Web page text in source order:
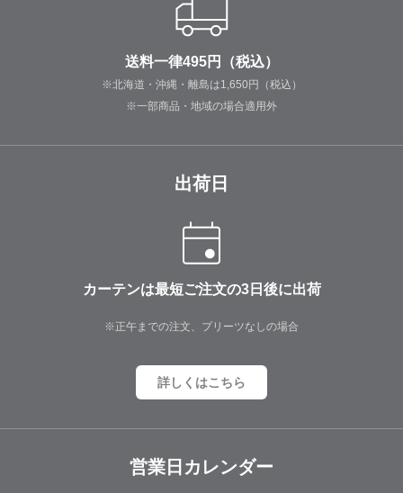
送料一律495円（税込）
※北海道・沖縄・離島は1,650円（税込）
※一部商品・地域の場合適用外
出荷日
カーテンは最短ご注文の3日後に出荷
※正午までの注文、プリーツなしの場合
詳しくはこちら
営業日カレンダー